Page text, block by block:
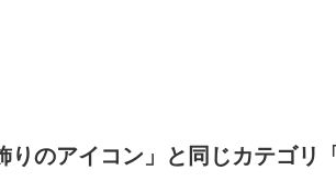
りのアイコン」と同じカテゴリ「